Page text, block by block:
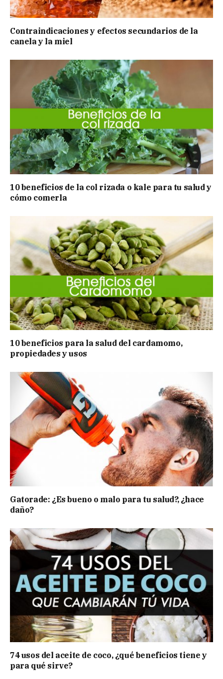
Contraindicaciones y efectos secundarios de la
canela y la miel
10 beneficios de la col rizada o kale para tu salud y
cómo comerla
10 beneficios para la salud del cardamomo,
propiedades y usos
Gatorade: ¿Es bueno o malo para tu salud?, ¿hace
daño?
74 usos del aceite de coco, ¿qué beneficios tiene y
para qué sirve?